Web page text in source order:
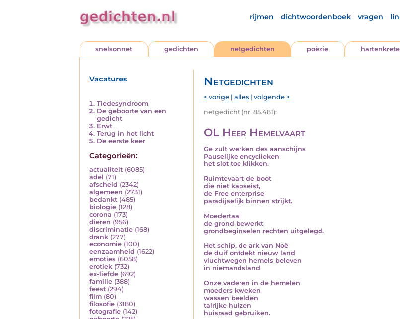
rijmen dichtwoordenboek vragen
snelsonnet gedichten netgedichten poëzie
Vacatures
Tiedesyndroom
De geboorte van een
gedicht
Erwt
Terug in het licht
De eerste keer
Categorieën:
actualiteit (6085)
adel (71)
afscheid (2342)
algemeen (2731)
bedankt (485)
biologie (128)
corona (173)
dieren (956)
discriminatie (168)
drank (277)
economie (100)
eenzaamheid (1622)
emoties (6058)
erotiek (732)
ex-liefde (692)
familie (388)
feest (294)
film (80)
filosofie (3180)
fotografie (142)
Netgedichten
< vorige| alles| volgende >
netgedicht (nr. 85.481):
OL Heer Hemelvaart
Ge zult werken des aanschijns
Pauselijke encyclieken
het slot toe klikken.
Ruimtevaart de boot
die niet kapseist,
de Free enterprise
paradijselijk binnen strijkt.
Moedertaal
de grond bewerkt
grondbeginselen rechten uitgelegd.
Het schip, de ark van Noë
de duif ontdekt nieuw land
vluchtwegen hemels beleven
in niemandsland
Onze vaderen in de hemelen
moeders kweken
wassen beelden
talrijke huizen
huisraad gebruiken.